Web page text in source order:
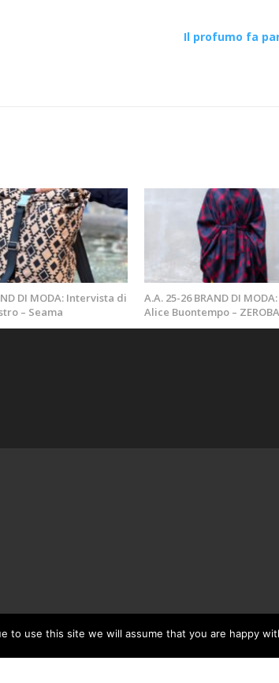
Il profumo fa
DI MODA: Intervista di
– Seama
A.A. 25-26 BRAND DI
Alice Buontempo –
to use this site we will assume that you are happy